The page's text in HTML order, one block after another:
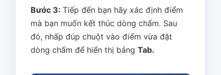
Bước 3: Tiếp đến bạn hãy xác định điểm
mà bạn muốn kết thúc dòng chấm. Sau
đó, nhấp đúp chuột vào điểm vừa đặt
dòng chấm để hiển thị bảng Tab.